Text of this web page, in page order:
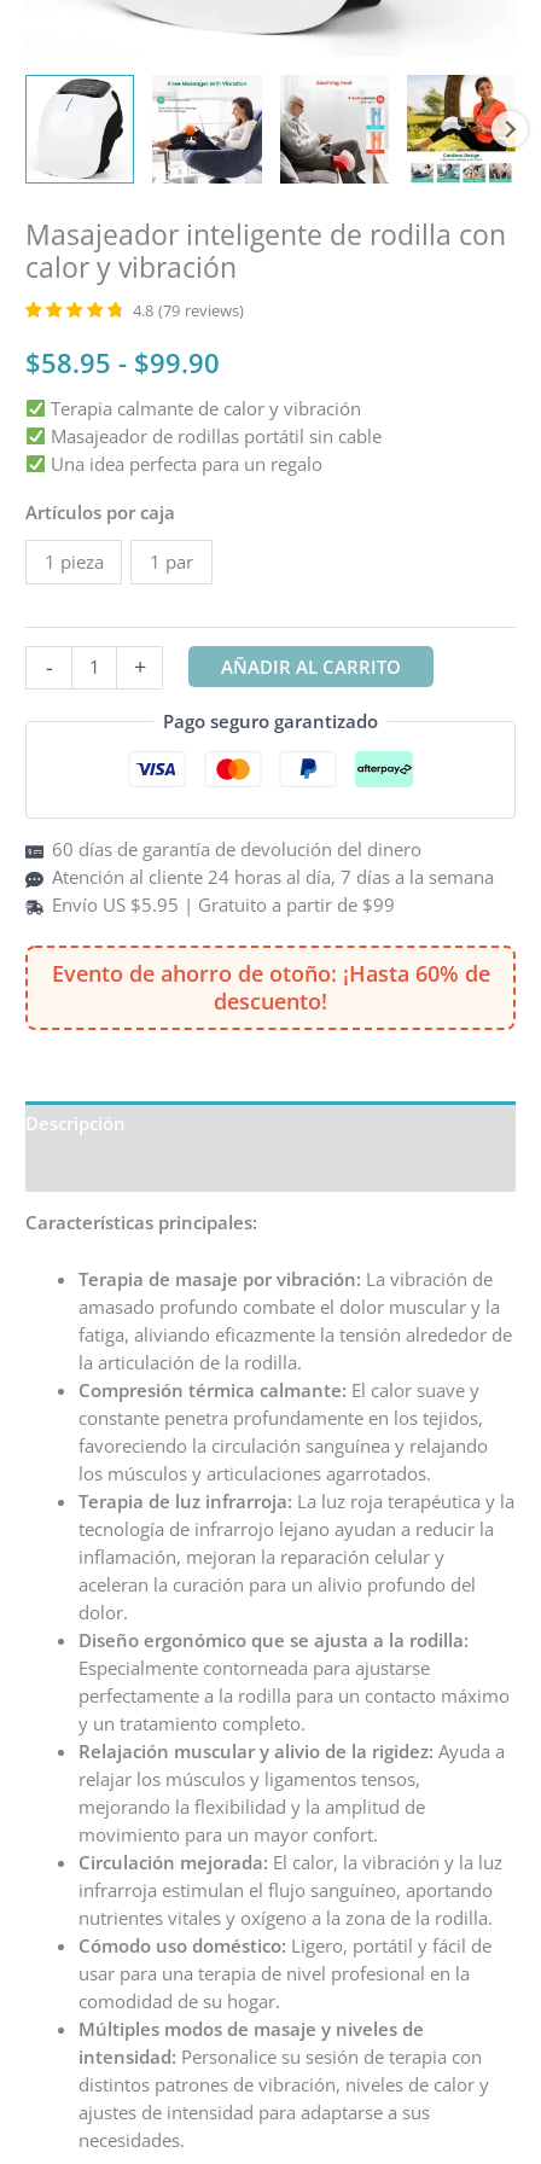
Masajeador inteligente de rodilla con
calor y vibración
4.8 (79 reviews)
$58.95 - $99.90
de
precios:
$99.90
Terapia calmante de calor y vibración
Masajeador de rodillas portátil sin cable
Una idea perfecta para un regalo
Artículos por caja
1 pieza 1 par
-
Knee
Vibration
cantidad
+ AÑADIR AL CARRITO
Pago seguro garantizado
60 días de garantía de devolución del dinero
Atención al cliente 24 horas al día, 7 días a la semana
Envío US $5.95 | Gratuito a partir de $99
Evento de ahorro de otoño: ¡Hasta 60% de
descuento!
Descripción
Características principales:
Terapia de masaje por vibración: La vibración de
amasado profundo combate el dolor muscular y la
fatiga, aliviando eficazmente la tensión alrededor de
la articulación de la rodilla.
Compresión térmica calmante: El calor suave y
constante penetra profundamente en los tejidos,
favoreciendo la circulación sanguínea y relajando
los músculos y articulaciones agarrotados.
Terapia de luz infrarroja: La luz roja terapéutica y la
tecnología de infrarrojo lejano ayudan a reducir la
inflamación, mejoran la reparación celular y
aceleran la curación para un alivio profundo del
dolor.
Diseño ergonómico que se ajusta a la rodilla:
Especialmente contorneada para ajustarse
perfectamente a la rodilla para un contacto máximo
y un tratamiento completo.
Relajación muscular y alivio de la rigidez: Ayuda a
relajar los músculos y ligamentos tensos,
mejorando la flexibilidad y la amplitud de
movimiento para un mayor confort.
Circulación mejorada: El calor, la vibración y la luz
infrarroja estimulan el flujo sanguíneo, aportando
nutrientes vitales y oxígeno a la zona de la rodilla.
Cómodo uso doméstico: Ligero, portátil y fácil de
usar para una terapia de nivel profesional en la
comodidad de su hogar.
Múltiples modos de masaje y niveles de
intensidad: Personalice su sesión de terapia con
distintos patrones de vibración, niveles de calor y
ajustes de intensidad para adaptarse a sus
necesidades.